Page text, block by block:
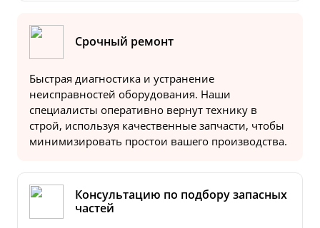
Срочный ремонт
Быстрая диагностика и устранение
неисправностей оборудования. Наши
специалисты оперативно вернут технику в
строй, используя качественные запчасти, чтобы
минимизировать простои вашего производства.
Консультацию по подбору запасных
частей